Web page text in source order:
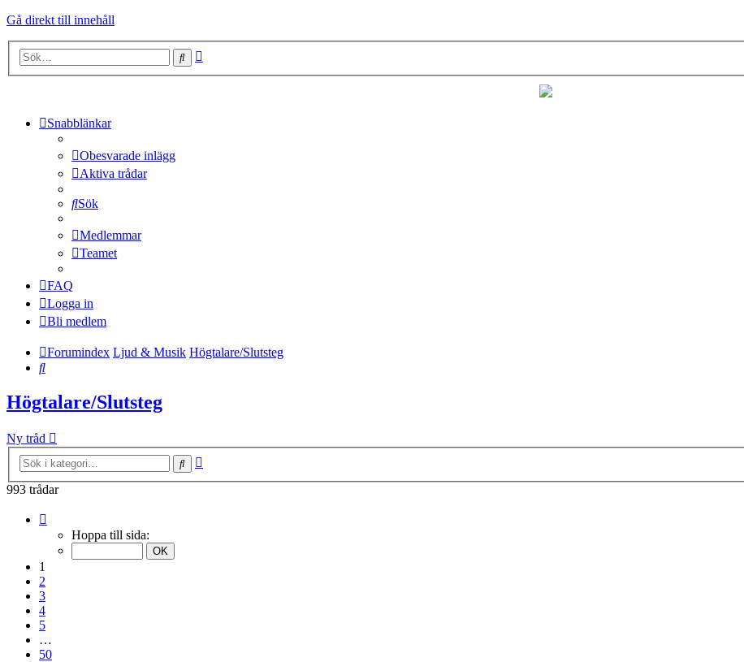
Gå direkt till innehåll
Sök
Snabblänkar
Obesvarade inlägg
Aktiva trådar
Sök
Medlemmar
Teamet
FAQ
Logga in
Bli medlem
Forumindex Ljud & Musik Högtalare/Slutsteg
Sök
Högtalare/Slutsteg
Ny tråd
Sök
993 trådar
Hoppa till sida:
1
2
3
4
5
…
50